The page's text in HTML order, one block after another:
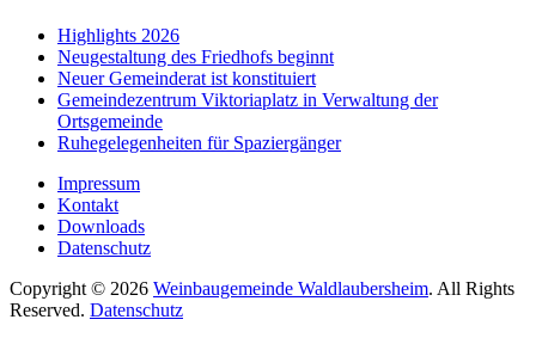
Highlights 2026
Neugestaltung des Friedhofs beginnt
Neuer Gemeinderat ist konstituiert
Gemeindezentrum Viktoriaplatz in Verwaltung der
Ortsgemeinde
Ruhegelegenheiten für Spaziergänger
Impressum
Kontakt
Downloads
Datenschutz
Copyright © 2026 Weinbaugemeinde Waldlaubersheim. All Rights
Reserved. Datenschutz